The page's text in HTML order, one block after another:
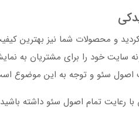
و محصولات شما نیز بهترین
سایت خود را برای مشتریان به
اصول سئو و توجه به این موضوع
رعایت تمام اصول سئو داشته